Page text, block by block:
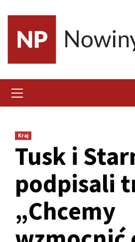
content
Menu
Kraj
Tusk i
podpisali
„Chcemy